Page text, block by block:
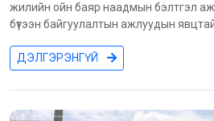
жилийн ойн баяр наадмын бэлтгэл
бүтээн байгуулалтын ажлуудын
ДЭЛГЭРЭНГҮЙ